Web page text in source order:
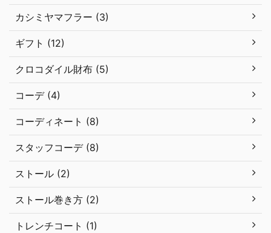
カシミヤマフラー (3)
ギフト (12)
クロコダイル財布 (5)
コーデ (4)
コーディネート (8)
スタッフコーデ (8)
ストール (2)
ストール巻き方 (2)
トレンチコート (1)